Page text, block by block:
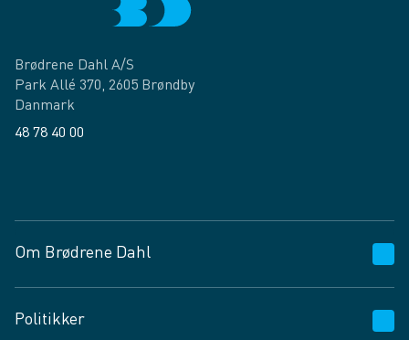
Brødrene Dahl A/S
Park Allé 370, 2605 Brøndby
Danmark
48 78 40 00
Om Brødrene Dahl
Vagttelefon 30 10 89 89
Politikker